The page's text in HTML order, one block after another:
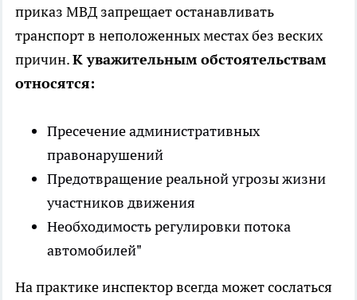
приказ МВД запрещает останавливать
транспорт в неположенных местах без веских
причин.К уважительным обстоятельствам
относятся:
Пресечение административных
правонарушений
Предотвращение реальной угрозы жизни
участников движения
Необходимость регулировки потока
автомобилей"
На практике инспектор всегда может сослаться